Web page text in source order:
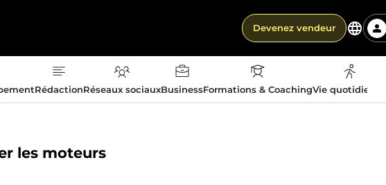
Devenez vendeur
RédactionRéseaux sociauxBusinessFormations & CoachingVie
les moteurs